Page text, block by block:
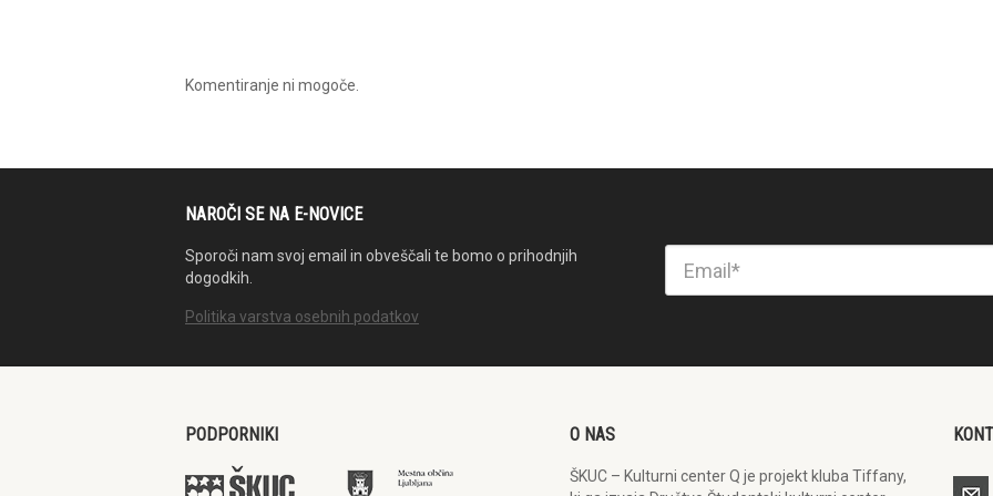
Komentiranje ni mogoče.
NAROČI SE NA E-NOVICE
Sporoči nam svoj email in obveščali te bomo o prihodnjih
dogodkih.
Politika varstva osebnih podatkov
PODPORNIKI O NAS
ŠKUC – Kulturni center Q je projekt kluba Tiffany,